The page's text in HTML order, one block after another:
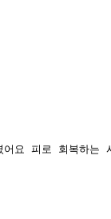
어요 피로 회복하는